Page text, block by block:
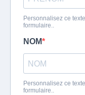
Personnalisez ce
formulaire..
NOM
Personnalisez ce
formulaire..